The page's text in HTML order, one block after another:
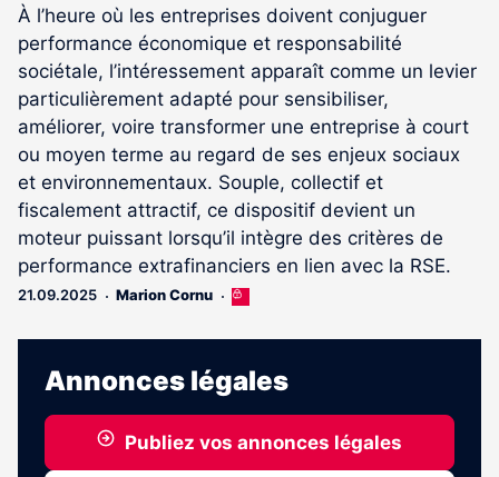
À l’heure où les entreprises doivent conjuguer
performance économique et responsabilité
sociétale, l’intéressement apparaît comme un levier
particulièrement adapté pour sensibiliser,
améliorer, voire transformer une entreprise à court
ou moyen terme au regard de ses enjeux sociaux
et environnementaux. Souple, collectif et
fiscalement attractif, ce dispositif devient un
moteur puissant lorsqu’il intègre des critères de
performance extrafinanciers en lien avec la RSE.
21.09.2025 Marion Cornu
Cet
est
aux
Annonces légales
Publiez vos annonces légales